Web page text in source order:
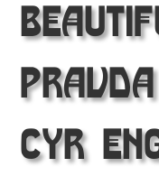
CYR-